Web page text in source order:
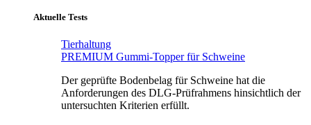
Aktuelle Tests
Tierhaltung
PREMIUM Gummi-Topper für Schweine
Der geprüfte Bodenbelag für Schweine hat die
Anforderungen des DLG-Prüfrahmens hinsichtlich der
untersuchten Kriterien erfüllt.